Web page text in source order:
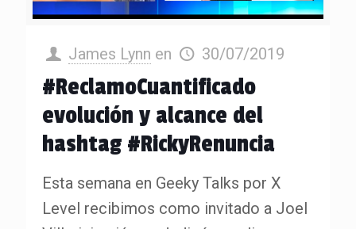
James Lynn en 30/07/2019
#ReclamoCuantificado
evolución y alcance del
hashtag #RickyRenuncia
Esta semana en Geeky Talks por X
Level recibimos como invitado a Joel